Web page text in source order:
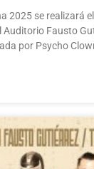
2025 se realizará
Auditorio Fausto
por Psycho